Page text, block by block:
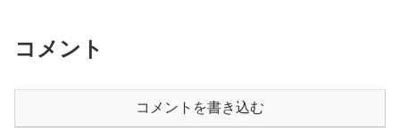
コメント
コメントを書き込む